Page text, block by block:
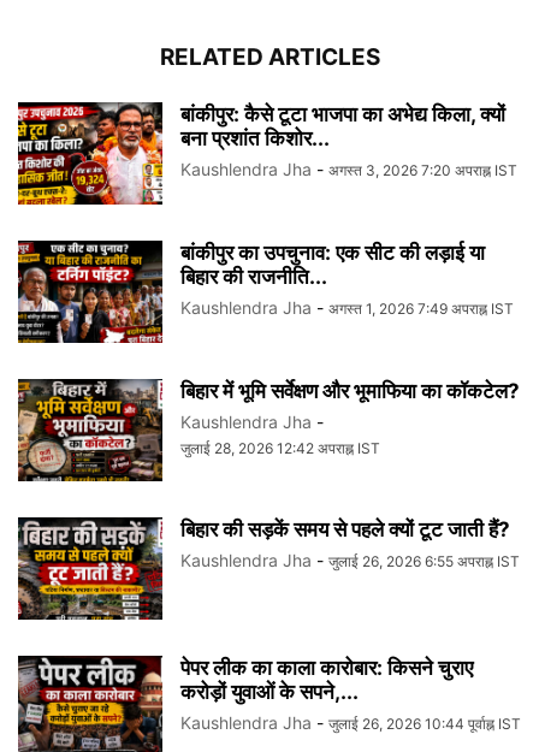
RELATED ARTICLES
बांकीपुर: कैसे टूटा भाजपा का अभेद्य किला, क्यों
बना प्रशांत किशोर...
Kaushlendra Jha - अगस्त 3, 2026 7:20 अपराह्न IST
बांकीपुर का उपचुनाव: एक सीट की लड़ाई या
बिहार की राजनीति...
Kaushlendra Jha - अगस्त 1, 2026 7:49 अपराह्न IST
बिहार में भूमि सर्वेक्षण और भूमाफिया का कॉकटेल?
Kaushlendra Jha -
जुलाई 28, 2026 12:42 अपराह्न IST
बिहार की सड़कें समय से पहले क्यों टूट जाती हैं?
Kaushlendra Jha - जुलाई 26, 2026 6:55 अपराह्न IST
पेपर लीक का काला कारोबार: किसने चुराए
करोड़ों युवाओं के सपने,...
Kaushlendra Jha - जुलाई 26, 2026 10:44 पूर्वाह्न IST